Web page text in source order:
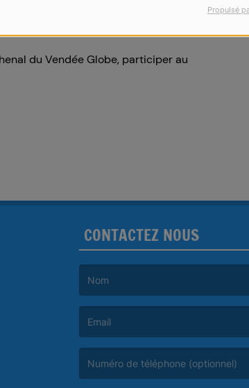
Propulsé
du Secours Catholique et des
du Vendée Globe, participer au
CONTACTEZ NOUS